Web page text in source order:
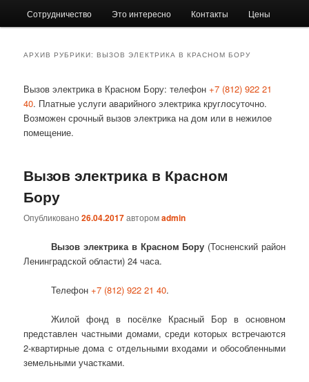
Сотрудничество Это интересно Контакты Цены
АРХИВ РУБРИКИ:ВЫЗОВ ЭЛЕКТРИКА В КРАСНОМ БОРУ
Вызов электрика в Красном Бору: телефон+7 (812) 922 21
40. Платные услуги аварийного электрика круглосуточно.
Возможен срочный вызов электрика на дом или в нежилое
помещение.
Вызов электрика в Красном
Бору
Опубликовано26.04.2017авторомadmin
Вызов электрика в Красном Бору (Тосненский район
Ленинградской области) 24 часа.
Телефон+7 (812) 922 21 40.
Жилой фонд в посёлке Красный Бор в основном
представлен частными домами, среди которых встречаются
2-квартирные дома с отдельными входами и обособленными
земельными участками.